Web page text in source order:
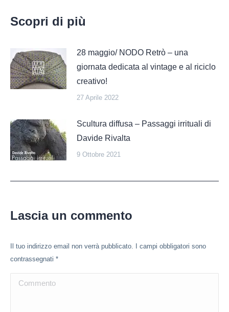
Scopri di più
28 maggio/ NODO Retrò – una
giornata dedicata al vintage e al riciclo
creativo!
27 Aprile 2022
Scultura diffusa – Passaggi irrituali di
Davide Rivalta
9 Ottobre 2021
Lascia un commento
Il tuo indirizzo email non verrà pubblicato. I campi obbligatori sono
contrassegnati *
Commento